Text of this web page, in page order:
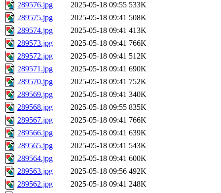
289576.jpg
2025-05-18 09:55 533K
289575.jpg
2025-05-18 09:41 508K
289574.jpg
2025-05-18 09:41 413K
289573.jpg
2025-05-18 09:41 766K
289572.jpg
2025-05-18 09:41 512K
289571.jpg
2025-05-18 09:41 690K
289570.jpg
2025-05-18 09:41 752K
289569.jpg
2025-05-18 09:41 340K
289568.jpg
2025-05-18 09:55 835K
289567.jpg
2025-05-18 09:41 766K
289566.jpg
2025-05-18 09:41 639K
289565.jpg
2025-05-18 09:41 543K
289564.jpg
2025-05-18 09:41 600K
289563.jpg
2025-05-18 09:56 492K
289562.jpg
2025-05-18 09:41 248K